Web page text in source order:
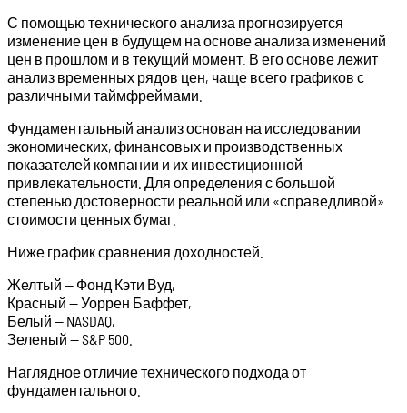
С помощью технического анализа прогнозируется
изменение цен в будущем на основе анализа изменений
цен в прошлом и в текущий момент. В его основе лежит
анализ временных рядов цен, чаще всего графиков с
различными таймфреймами.
Фундаментальный анализ основан на исследовании
экономических, финансовых и производственных
показателей компании и их инвестиционной
привлекательности. Для определения с большой
степенью достоверности реальной или «справедливой»
стоимости ценных бумаг.
Ниже график сравнения доходностей.
Желтый — Фонд Кэти Вуд,
Красный — Уоррен Баффет,
Белый — NASDAQ,
Зеленый — S&P 500.
Наглядное отличие технического подхода от
фундаментального.